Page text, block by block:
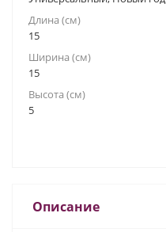
Длина (см)
15
Ширина (см)
15
Высота (см)
5
Описание